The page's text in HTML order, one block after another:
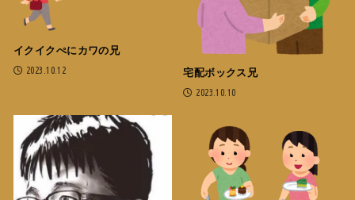
イクイクぺにカワの兄
2023.10.12 宅配ボックス兄
2023.10.10